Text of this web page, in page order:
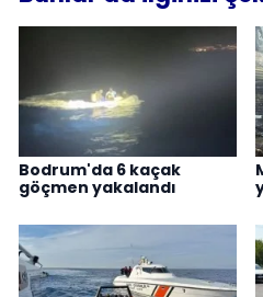
Bodrum'da 6 kaçak
göçmen yakalandı